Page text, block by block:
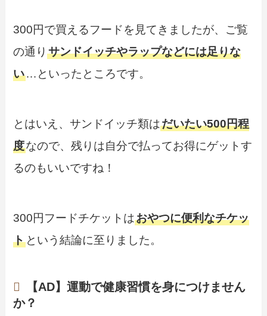
300円で買えるフードを見てきましたが、ご覧
の通りサンドイッチやラップなどには足りな
い…といったところです。
とはいえ、サンドイッチ類はだいたい500円程
度なので、残りは自分で払ってお得にゲットす
るのもいいですね！
300円フードチケットはおやつに便利なチケッ
ト という結論に至りました。
【AD】運動で健康習慣を身につけません
か？